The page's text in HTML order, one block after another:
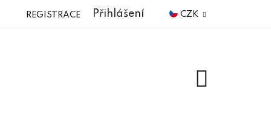
CZK
Přihlášení
REGISTRACE